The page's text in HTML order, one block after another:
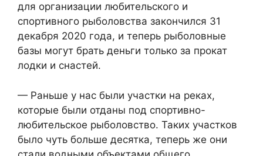
для организации любительского и
спортивного рыболовства закончился 31
декабря 2020 года, и теперь рыболовные
базы могут брать деньги только за прокат
лодки и снастей.
— Раньше у нас были участки на реках,
которые были отданы под спортивно-
любительское рыболовство. Таких участков
было чуть больше десятка, теперь же они